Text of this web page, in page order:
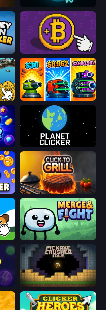
Clock Clicker
Money Maker
Italian Brainrot Clicker Game Pumpkin Defense: Merge Cannon
Planet Clicker
Click To Grill
Merge & Fight
Pickaxe Crusher Idle